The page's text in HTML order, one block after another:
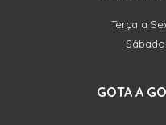
Terça a
GOTA A